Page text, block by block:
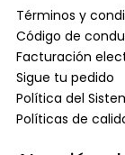
Términos y
Código de
Facturación
Sigue tu pedido
Política del
Políticas de